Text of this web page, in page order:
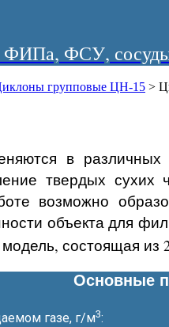
ФСУ, сосуды
групповые ЦН-15 >
в
твердых
возможно
объекта для
состоящая из
Основные
газе, г/м3: